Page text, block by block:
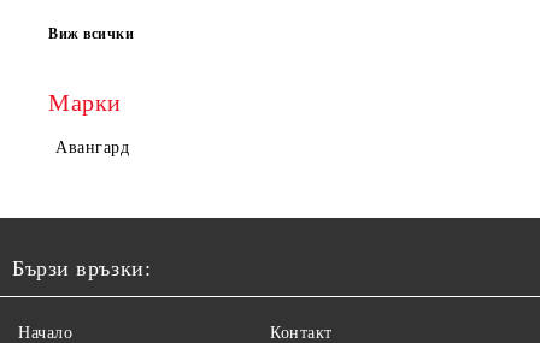
Виж всички
Марки
Авангард
Бързи връзки:
Начало Контакт